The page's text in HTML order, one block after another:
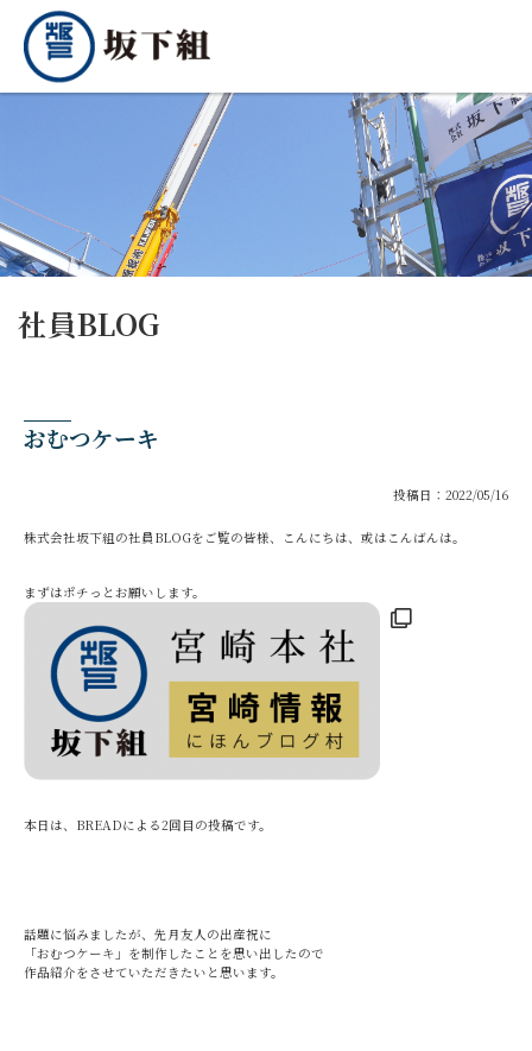
社員BLOG
おむつケーキ
投稿日：2022/05/16
株式会社坂下組の社員BLOGをご覧の皆様、こんにちは、或はこんばんは。
まずはポチっとお願いします。
本日は、BREADによる2回目の投稿です。
話題に悩みましたが、先月友人の出産祝に
「おむつケーキ」を制作したことを思い出したので
作品紹介をさせていただきたいと思います。